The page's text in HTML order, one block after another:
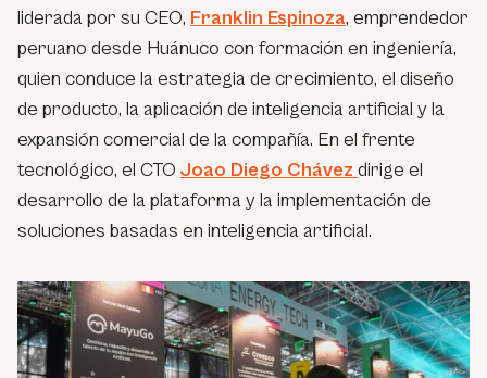
liderada por su CEO, Franklin Espinoza, emprendedor
peruano desde Huánuco con formación en ingeniería,
quien conduce la estrategia de crecimiento, el diseño
de producto, la aplicación de inteligencia artificial y la
expansión comercial de la compañía. En el frente
tecnológico, el CTO Joao Diego Chávez dirige el
desarrollo de la plataforma y la implementación de
soluciones basadas en inteligencia artificial.